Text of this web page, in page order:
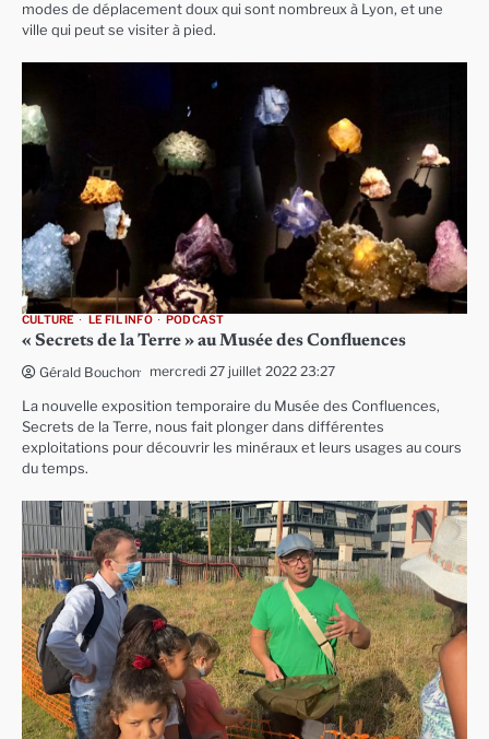
modes de déplacement doux qui sont nombreux à Lyon, et une
ville qui peut se visiter à pied.
CULTURE LE FIL INFO PODCAST
« Secrets de la Terre » au Musée des Confluences
Gérald Bouchon mercredi 27 juillet 2022 23:27
La nouvelle exposition temporaire du Musée des Confluences,
Secrets de la Terre, nous fait plonger dans différentes
exploitations pour découvrir les minéraux et leurs usages au cours
du temps.